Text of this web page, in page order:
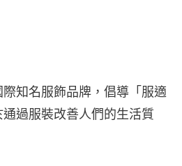
知名服飾品牌，倡導「服適
過服裝改善人們的生活質